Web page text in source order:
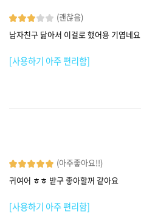
(괜찮음)
남자친구 닮아서 이걸로 했어용 기엽네요
[사용하기 아주 편리함]
(아주좋아요!!)
귀여어 ㅎㅎ 받구 좋아할꺼 같아요
[사용하기 아주 편리함]